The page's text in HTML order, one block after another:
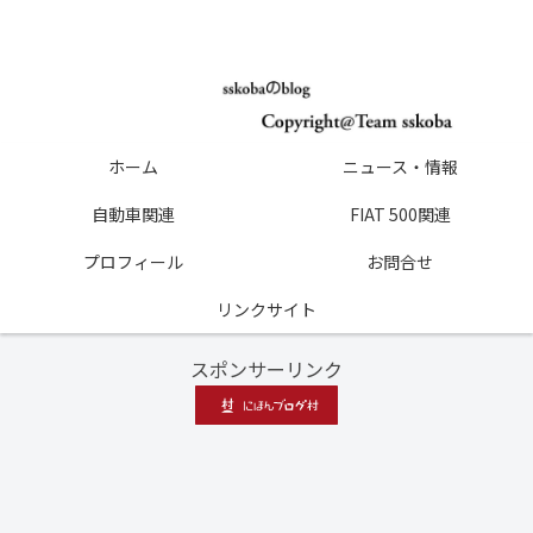
ホーム
ニュース・情報
自動車関連
FIAT 500関連
プロフィール
お問合せ
リンクサイト
スポンサーリンク